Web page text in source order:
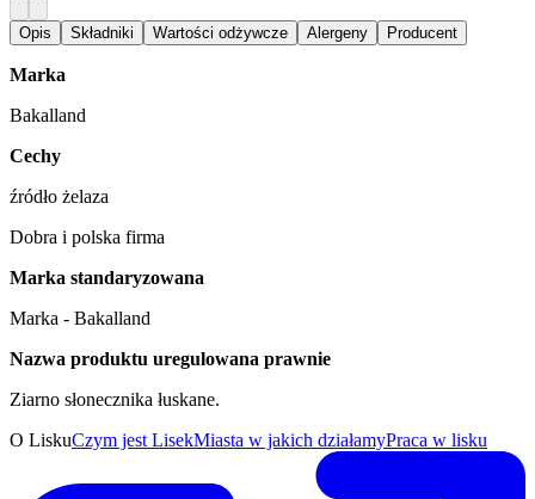
Opis Składniki Wartości odżywcze Alergeny Producent
Marka
Bakalland
Cechy
źródło żelaza
Dobra i polska firma
Marka standaryzowana
Marka - Bakalland
Nazwa produktu uregulowana prawnie
Ziarno słonecznika łuskane.
O LiskuCzym jest LisekMiasta w jakich działamyPraca w lisku